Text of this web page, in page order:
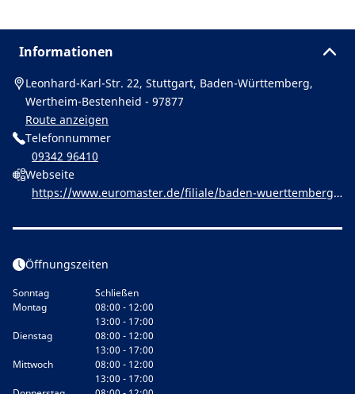
Informationen
Leonhard-Karl-Str. 22, Stuttgart, Baden-Württemberg,
Wertheim-Bestenheid - 97877
Route anzeigen
Telefonnummer
09342 96410
Webseite
https://www.euromaster.de/filiale/baden-wuerttemberg/
nheid
Öffnungszeiten
Sonntag
Schließen
Montag
08:00 - 12:00
13:00 - 17:00
Dienstag
08:00 - 12:00
13:00 - 17:00
Mittwoch
08:00 - 12:00
13:00 - 17:00